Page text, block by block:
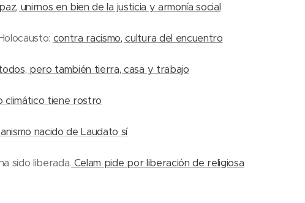
unirnos en bien de la justicia y armonía social
contra racismo, cultura del encuentro
pero también tierra, casa y trabajo
climático tiene rostro
nacido de Laudato sí
sido liberada. Celam pide por liberación de religiosa